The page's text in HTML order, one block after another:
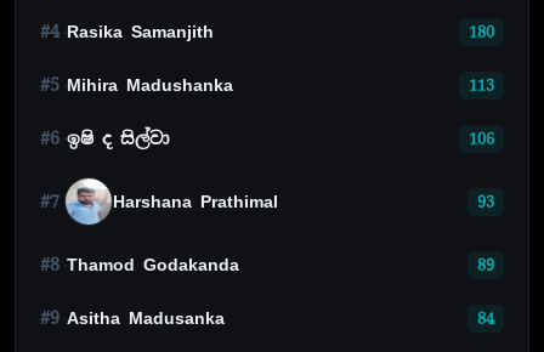
#4 Rasika Samanjith 180
#5 Mihira Madushanka 113
#6 ඉෂි ද සිල්වා 106
#7 Harshana Prathimal 93
#8 Thamod Godakanda 89
#9 Asitha Madusanka 84